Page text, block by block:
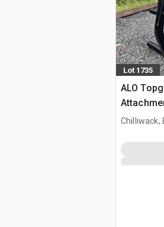
Lot 1735
ALO
Chilliwack,